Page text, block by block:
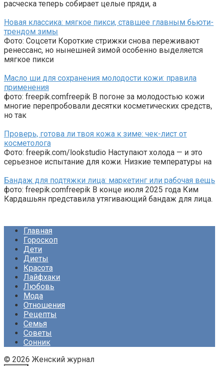
расческа теперь собирает целые пряди, а
Новая классика: мягкое пикси, ставшее главным бьюти-
трендом зимы
Фото: Соцсети Короткие стрижки снова переживают
ренессанс, но нынешней зимой особенно выделяется
мягкое пикси
Масло ши для сохранения молодости кожи: правила
применения
фото: freepik.comfreepik В погоне за молодостью кожи
многие перепробовали десятки косметических средств,
но так
Проверь, готова ли твоя кожа к зиме: чек-лист от
косметолога
Фото: freepik.com/lookstudio Наступают холода — и это
серьезное испытание для кожи. Низкие температуры на
Бандаж для подтяжки лица: маркетинг или рабочая вещь
фото: freepik.comfreepik В конце июля 2025 года Ким
Кардашьян представила утягивающий бандаж для лица.
Главная
Гороскоп
Дети
Диеты
Красота
Лайфхаки
Любовь
Мода
Отношения
Рецепты
Семья
Советы
Сонник
© 2026 Женский журнал